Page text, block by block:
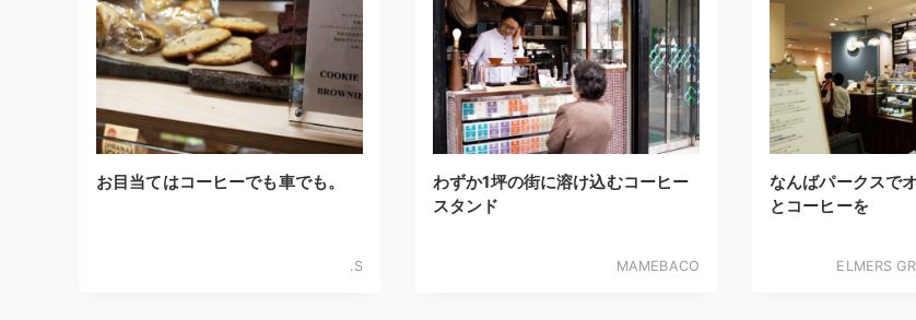
お目当てはコーヒーでも車でも。
.S
わずか1坪の街に溶け込むコーヒー
スタンド
MAMEBACO
なんばパークスで
とコーヒーを
ELMERS